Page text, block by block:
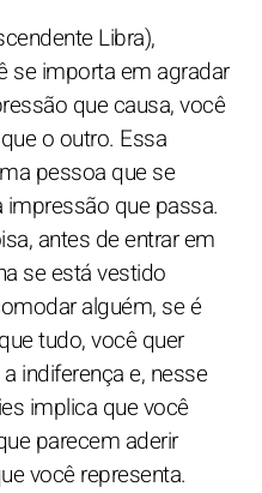
Libra),
se importa em agradar
que causa, você
o outro. Essa
pessoa que se
que passa.
antes de entrar em
se está vestido
alguém, se é
tudo, você quer
indiferença e, nesse
implica que você
parecem aderir
você representa.